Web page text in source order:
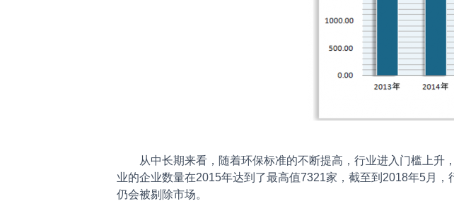
从中长期来看，随着环保标准的不断提高，行业进入门槛上升
业的企业数量在2015年达到了最高值7321家，截至到2018年5月
仍会被剔除市场。